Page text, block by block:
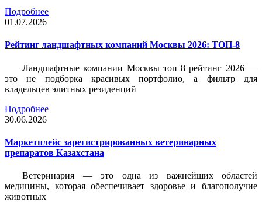
Подробнее
01.07.2026
Рейтинг ландшафтных компаний Москвы 2026: ТОП-8
Ландшафтные компании Москвы топ 8 рейтинг 2026 —
это не подборка красивых портфолио, а фильтр для
владельцев элитных резиденций
Подробнее
30.06.2026
Маркетплейс зарегистрированных ветеринарных
препаратов Казахстана
Ветеринария — это одна из важнейших областей
медицины, которая обеспечивает здоровье и благополучие
животных